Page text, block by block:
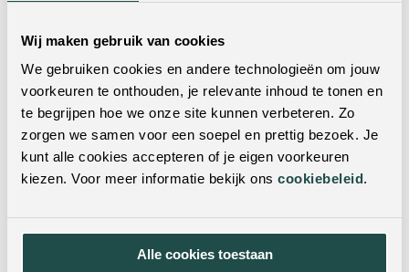
Wij maken gebruik van cookies
We gebruiken cookies en andere technologieën om jouw
voorkeuren te onthouden, je relevante inhoud te tonen en
te begrijpen hoe we onze site kunnen verbeteren. Zo
zorgen we samen voor een soepel en prettig bezoek. Je
kunt alle cookies accepteren of je eigen voorkeuren
kiezen. Voor meer informatie bekijk ons cookiebeleid.
Alle cookies toestaan
Wonen stoffencollectie, zodat de bank perfect aansluit
stijl
Ontdek alle mogelijkheden online en
in de winkel
Omdat een modulaire bank zoveel verschillende
opstellingen mogelijk maakt, vinden veel mensen het
modules met elkaar combineert en welke opstellingen